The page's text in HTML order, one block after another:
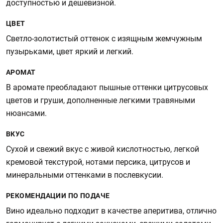
доступностью и дешевизной.
ЦВЕТ
Светло-золотистый оттенок с изящным жемчужным
пузырьками, цвет яркий и легкий.
АРОМАТ
В аромате преобладают пышные оттенки цитрусовых
цветов и груши, дополненные легкими травяными
нюансами.
ВКУС
Сухой и свежий вкус с живой кислотностью, легкой
кремовой текстурой, нотами персика, цитрусов и
минеральными оттенками в послевкусии.
РЕКОМЕНДАЦИИ ПО ПОДАЧЕ
Вино идеально подходит в качестве аперитива, отлично